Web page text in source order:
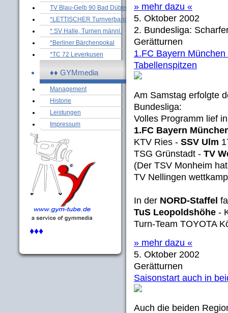
TV Blau-Gelb 90 Bad Düben
*LETTISCHER Turnverband
* SV Halle, Turnen männl.
*Berliner Bärchenpokal
*TC 72 Leverkusen
♦♦ GYMmedia
Management
Historie
Leistungen
Impressum
♦♦♦
» mehr dazu «
5. Oktober 2002
2. Bundesliga:
Gerätturnen
1.FC Bayern
Tabellenspitzen
Am Samstag erfolgte
Bundesliga:
Volles Programm lief
1.FC Bayern
KTV Ries - SSV Ulm
TSG Grünstadt - TV
(Der TSV Monheim
TV Nellingen
In der NORD-Staffel
TuS Leopoldshöhe -
Turn-Team TOYOTA
» mehr dazu «
5. Oktober 2002
Gerätturnen
Saisonstart auch in
Auch die beiden